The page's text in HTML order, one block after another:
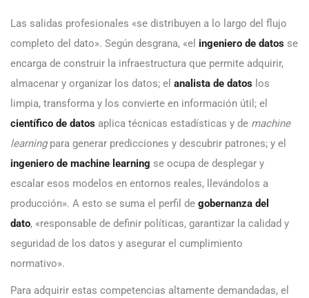
Las salidas profesionales «se distribuyen a lo largo del flujo
completo del dato». Según desgrana, «el ingeniero de datos se
encarga de construir la infraestructura que permite adquirir,
almacenar y organizar los datos; el analista de datos los
limpia, transforma y los convierte en información útil; el
científico de datos aplica técnicas estadísticas y de machine
learningpara generar predicciones y descubrir patrones; y el
ingeniero de machine learning se ocupa de desplegar y
escalar esos modelos en entornos reales, llevándolos a
producción». A esto se suma el perfil de gobernanza del
dato, «responsable de definir políticas, garantizar la calidad y
seguridad de los datos y asegurar el cumplimiento
normativo».
Para adquirir estas competencias altamente demandadas, el